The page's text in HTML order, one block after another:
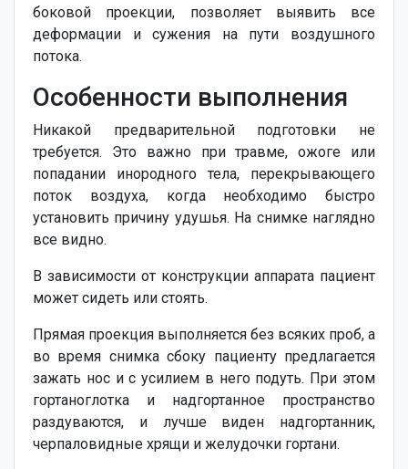
боковой проекции, позволяет выявить все
деформации и сужения на пути воздушного
потока.
Особенности выполнения
Никакой предварительной подготовки не
требуется. Это важно при травме, ожоге или
попадании инородного тела, перекрывающего
поток воздуха, когда необходимо быстро
установить причину удушья. На снимке наглядно
все видно.
В зависимости от конструкции аппарата пациент
может сидеть или стоять.
Прямая проекция выполняется без всяких проб, а
во время снимка сбоку пациенту предлагается
зажать нос и с усилием в него подуть. При этом
гортаноглотка и надгортанное пространство
раздуваются, и лучше виден надгортанник,
черпаловидные хрящи и желудочки гортани.